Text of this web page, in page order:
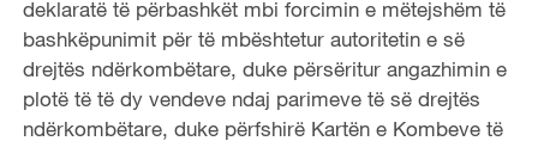
deklaratë të përbashkët mbi forcimin e mëtejshëm të
bashkëpunimit për të mbështetur autoritetin e së
drejtës ndërkombëtare, duke përsëritur angazhimin e
plotë të të dy vendeve ndaj parimeve të së drejtës
ndërkombëtare, duke përfshirë Kartën e Kombeve të